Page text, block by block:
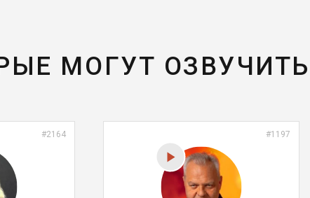
МОГУТ
#2164 #1197